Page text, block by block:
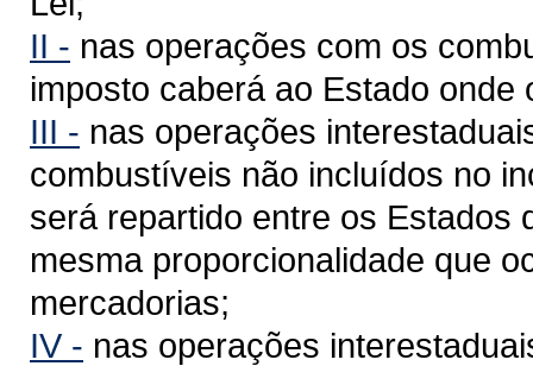
II - nas operações com os
imposto caberá ao Estado onde
III - nas operações
combustíveis não incluídos no
será repartido entre os Estados
mesma proporcionalidade que
mercadorias;
IV - nas operações